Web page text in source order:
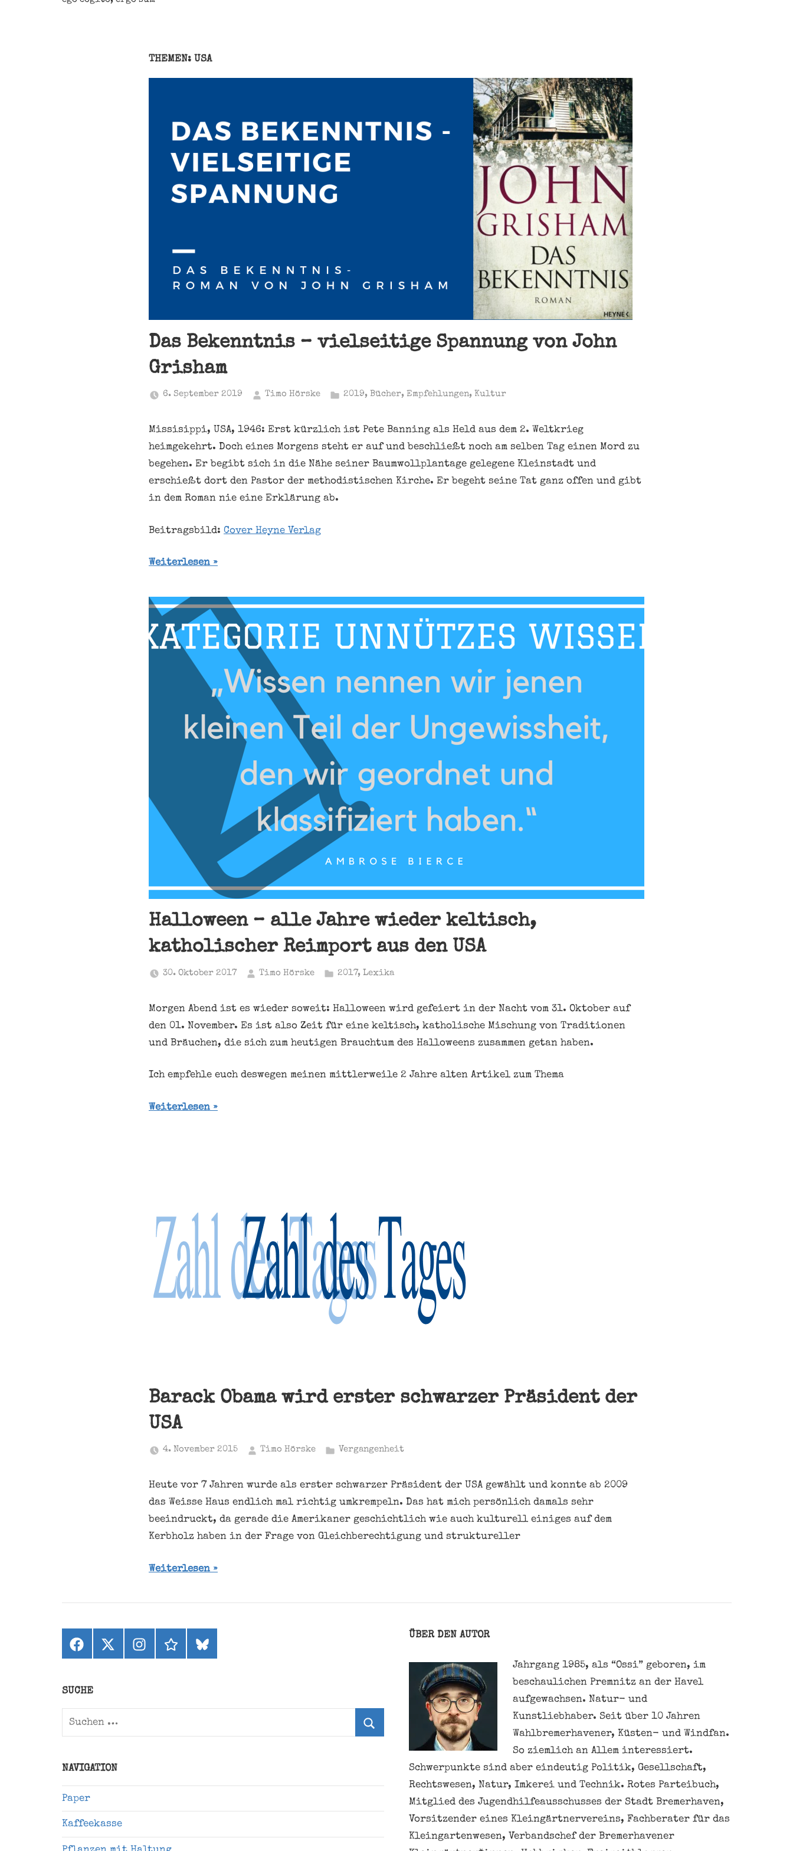
THEMEN: USA
Das Bekenntnis – vielseitige Spannung von John
Grisham
6. September 2019 Timo Hörske 2019, Bücher, Empfehlungen, Kultur
Missisippi, USA, 1946: Erst kürzlich ist Pete Banning als Held aus dem 2. Weltkrieg
heimgekehrt. Doch eines Morgens steht er auf und beschließt noch am selben Tag einen Mord zu
begehen. Er begibt sich in die Nähe seiner Baumwollplantage gelegene Kleinstadt und
erschießt dort den Pastor der methodistischen Kirche. Er begeht seine Tat ganz offen und gibt
in dem Roman nie eine Erklärung ab.
Beitragsbild: Cover Heyne Verlag
Weiterlesen
Halloween – alle Jahre wieder keltisch,
katholischer Reimport aus den USA
30. Oktober 2017 Timo Hörske 2017, Lexika
Morgen Abend ist es wieder soweit: Halloween wird gefeiert in der Nacht vom 31. Oktober auf
den 01. November. Es ist also Zeit für eine keltisch, katholische Mischung von Traditionen
und Bräuchen, die sich zum heutigen Brauchtum des Halloweens zusammen getan haben.
Ich empfehle euch deswegen meinen mittlerweile 2 Jahre alten Artikel zum Thema
Weiterlesen
Barack Obama wird erster schwarzer Präsident der
USA
4. November 2015 Timo Hörske Vergangenheit
Heute vor 7 Jahren wurde als erster schwarzer Präsident der USA gewählt und konnte ab 2009
das Weisse Haus endlich mal richtig umkrempeln. Das hat mich persönlich damals sehr
beeindruckt, da gerade die Amerikaner geschichtlich wie auch kulturell einiges auf dem
Kerbholz haben in der Frage von Gleichberechtigung und struktureller
Weiterlesen
Facebook
X
(ehemals
Instagramthreadsbluesky
SUCHE
Suchen
NAVIGATION
Paper
Kaffeekasse
ÜBER DEN AUTOR
Jahrgang 1985, als “Ossi” geboren, im
beschaulichen Premnitz an der Havel
aufgewachsen. Natur- und
Kunstliebhaber. Seit über 10 Jahren
Wahlbremerhavener, Küsten- und Windfan.
So ziemlich an Allem interessiert.
Schwerpunkte sind aber eindeutig Politik, Gesellschaft,
Rechtswesen, Natur, Imkerei und Technik. Rotes Parteibuch,
Mitglied des Jugendhilfeausschusses der Stadt Bremerhaven,
Vorsitzender eines Kleingärtnervereins, Fachberater für das
Kleingartenwesen, Verbandschef der Bremerhavener